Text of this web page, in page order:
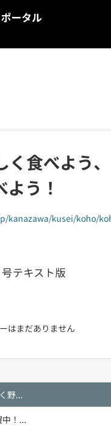
く食べよう
う！
kanazawa/kusei/koho/
テキスト版
はまだありません
野...
！...